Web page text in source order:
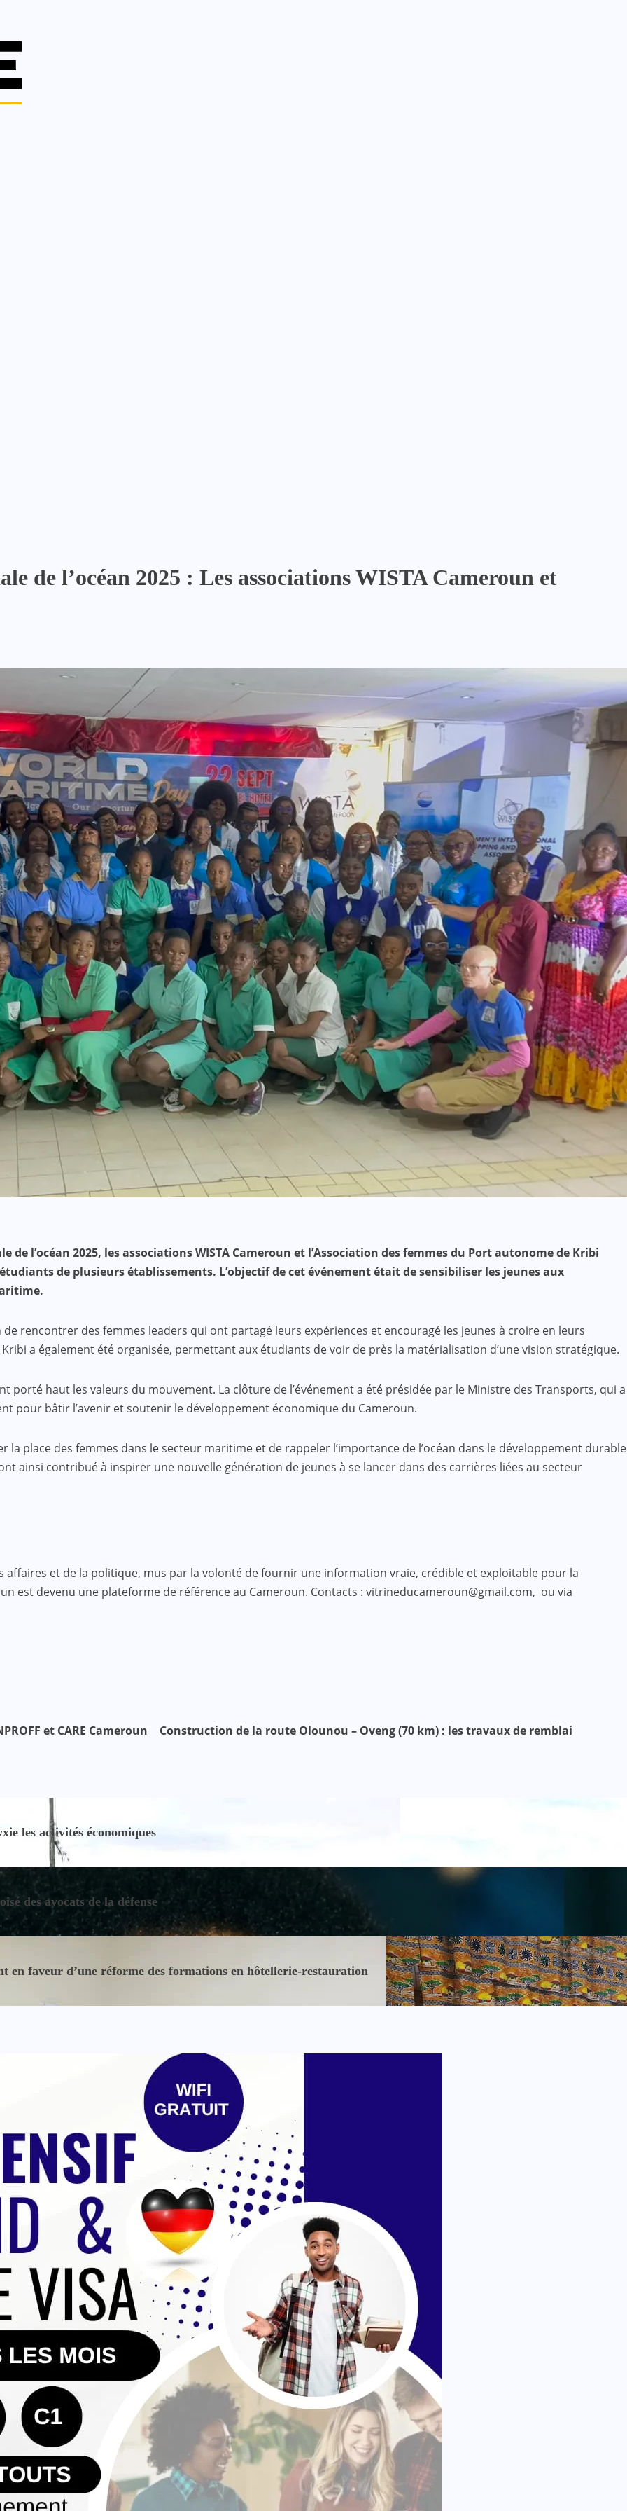
de l’océan 2025 : Les associations WISTA Cameroun et
de l’océan 2025, les associations WISTA Cameroun et l’Association des femmes du Port autonome de Kribi
de plusieurs établissements. L’objectif de cet événement était de sensibiliser les jeunes aux
rencontrer des femmes leaders qui ont partagé leurs expériences et encouragé les jeunes à croire en leurs
a également été organisée, permettant aux étudiants de voir de près la matérialisation d’une vision stratégique.
porté haut les valeurs du mouvement. La clôture de l’événement a été présidée par le Ministre des Transports, qui a
pour bâtir l’avenir et soutenir le développement économique du Cameroun.
la place des femmes dans le secteur maritime et de rappeler l’importance de l’océan dans le développement durable
ainsi contribué à inspirer une nouvelle génération de jeunes à se lancer dans des carrières liées au secteur
affaires et de la politique, mus par la volonté de fournir une information vraie, crédible et exploitable pour la
est devenu une plateforme de référence au Cameroun. Contacts : vitrineducameroun@gmail.com, ou via
et CARE Cameroun
Construction de la route Olounou – Oveng (70 km) : les travaux de remblai
les activités économiques
des avocats de la défense
en faveur d’une réforme des formations en hôtellerie-restauration